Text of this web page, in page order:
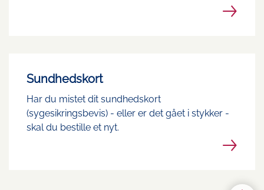
Sundhedskort
Har du mistet dit sundhedskort
(sygesikringsbevis) - eller er det gået i stykker -
skal du bestille et nyt.